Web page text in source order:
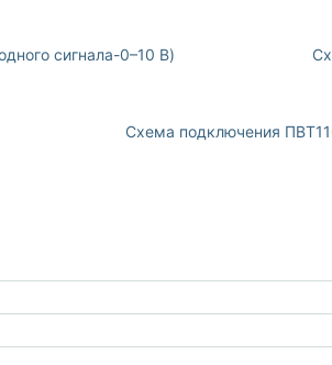
сигнала-0–10 В)
Схема подключения